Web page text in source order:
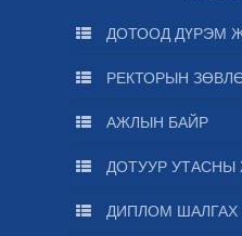
ДОТООД ДҮРЭМ
РЕКТОРЫН
АЖЛЫН БАЙР
ДОТУУР УТАСНЫ
ДИПЛОМ ШАЛГАХ